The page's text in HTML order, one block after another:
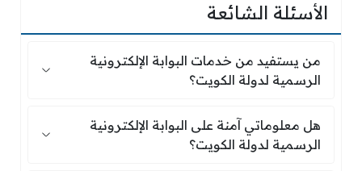
الأسئلة الشائعة
من يستفيد من خدمات البوابة الإلكترونية
من يستفيد من خدمات البوابة الإلكترونية
الرسمية لدولة الكويت؟
هل معلوماتي آمنة على البوابة الإلكترونية
هل معلوماتي آمنة على البوابة الإلكترونية
الرسمية لدولة الكويت؟